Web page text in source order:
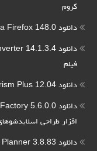
کروم
دانلود Mozilla Firefox 148.0 – دانلود فایرفاکس
فیلم
دانلود NCH Prism Plus 12.04 – تبدیل فرمت فیلم و ویدیو
افزار طراحی